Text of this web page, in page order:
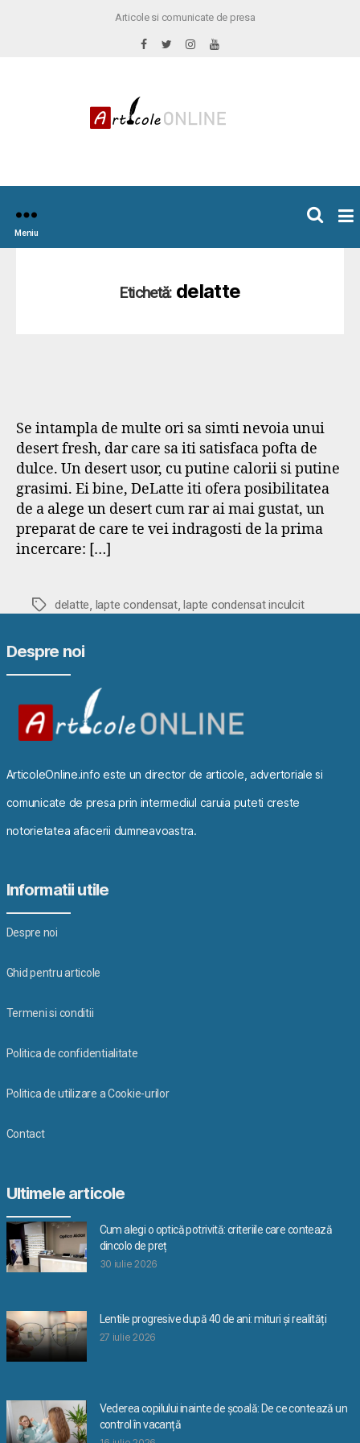
Articole si comunicate de presa
Meniu
Etichetă: delatte
Se intampla de multe ori sa simti nevoia unui
desert fresh, dar care sa iti satisfaca pofta de
dulce. Un desert usor, cu putine calorii si putine
grasimi. Ei bine, DeLatte iti ofera posibilitatea
de a alege un desert cum rar ai mai gustat, un
preparat de care te vei indragosti de la prima
incercare: […]
Etichete
delatte, lapte condensat,lapte condensat inculcit
Despre noi
ArticoleOnline.info este un director de articole, advertoriale si
comunicate de presa prin intermediul caruia puteti creste
notorietatea afacerii dumneavoastra.
Informatii utile
Despre noi
Ghid pentru articole
Termeni si conditii
Politica de confidentialitate
Politica de utilizare a Cookie-urilor
Contact
Ultimele articole
Cum alegi o optică potrivită: criteriile care contează
dincolo de preț
30 iulie 2026
Lentile progresive după 40 de ani: mituri și realități
27 iulie 2026
Vederea copilului inainte de școală: De ce contează un
control în vacanță